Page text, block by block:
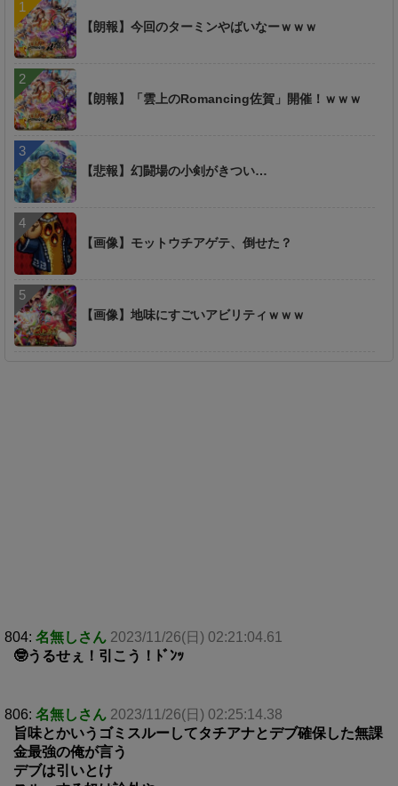
【朗報】今回のターミンやばいなーｗｗｗ
【朗報】「雲上のRomancing佐賀」開催！ｗｗｗ
【悲報】幻闘場の小剣がきつい…
【画像】モットウチアゲテ、倒せた？
【画像】地味にすごいアビリティｗｗｗ
804: 名無しさん 2023/11/26(日) 02:21:04.61
🤓うるせぇ！引こう！ﾄﾞﾝｯ
806: 名無しさん 2023/11/26(日) 02:25:14.38
旨味とかいうゴミスルーしてタチアナとデブ確保した無課
金最強の俺が言う
デブは引いとけ